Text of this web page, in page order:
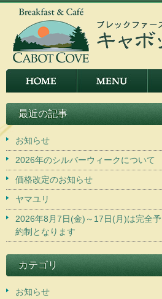
最近の記事
お知らせ
2026年のシルバーウィークについて
価格改定のお知らせ
ヤマユリ
2026年8月7日(金)～17日(月)は完全予
約制となります
カテゴリ
お知らせ